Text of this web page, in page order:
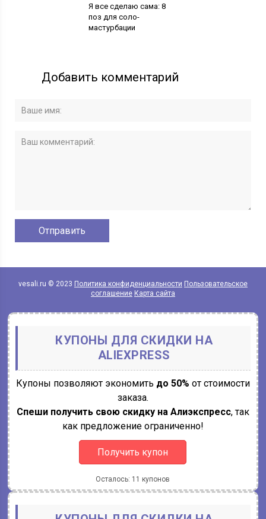
Я все сделаю сама: 8
поз для соло-
мастурбации
Добавить комментарий
vesali.ru © 2023 Политика конфиденциальности Пользовательское
соглашение Карта сайта
КУПОНЫ ДЛЯ СКИДКИ НА
ALIEXPRESS
Купоны позволяют экономить до 50% от стоимости
заказа.
Спеши получить свою скидку на Алиэкспресс, так
как предложение ограниченно!
Получить купон
Осталось: 11 купонов